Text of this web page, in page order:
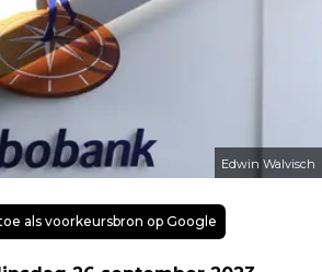
Edwin Walvisch
als voorkeursbron op Google